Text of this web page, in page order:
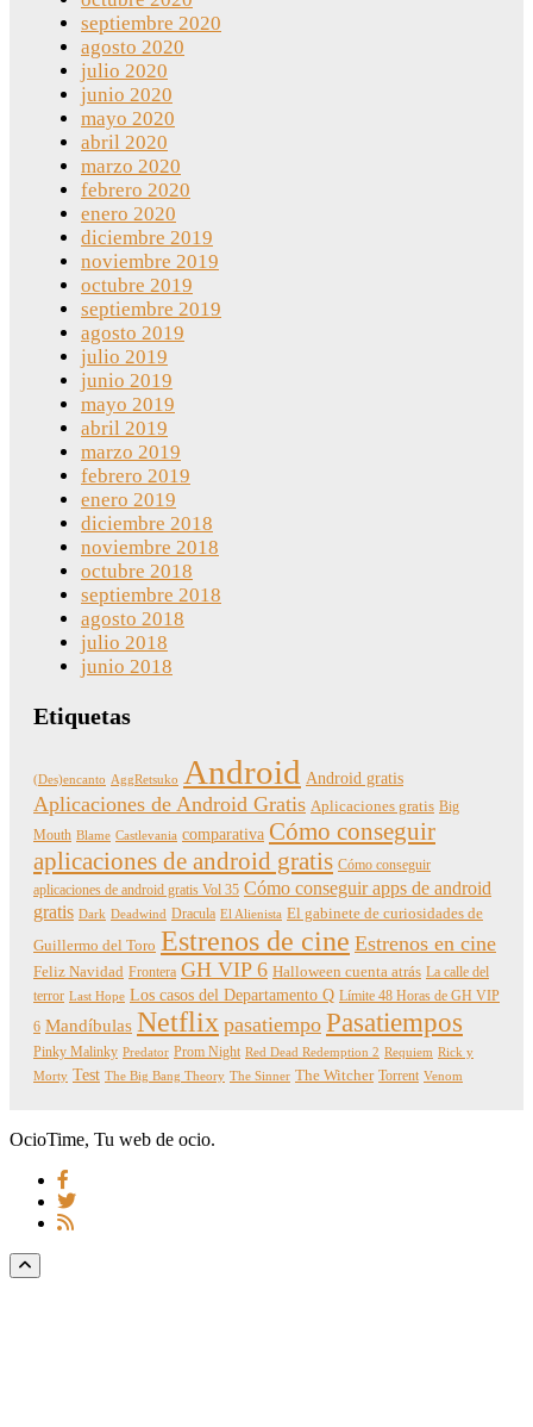
septiembre 2020
agosto 2020
julio 2020
junio 2020
mayo 2020
abril 2020
marzo 2020
febrero 2020
enero 2020
diciembre 2019
noviembre 2019
octubre 2019
septiembre 2019
agosto 2019
julio 2019
junio 2019
mayo 2019
abril 2019
marzo 2019
febrero 2019
enero 2019
diciembre 2018
noviembre 2018
octubre 2018
septiembre 2018
agosto 2018
julio 2018
junio 2018
Etiquetas
(Des)encanto AggRetsuko Android Android gratis
Aplicaciones de Android Gratis Aplicaciones gratis Big
Mouth Blame Castlevania comparativa Cómo conseguir
aplicaciones de android gratis Cómo conseguir
aplicaciones de android gratis Vol 35 Cómo conseguir apps de android
gratis Dark Deadwind Dracula El Alienista El gabinete de curiosidades de
Guillermo del Toro Estrenos de cine Estrenos en cine
Feliz Navidad Frontera GH VIP 6 Halloween cuenta atrás La calle del
terror Last Hope Los casos del Departamento Q Límite 48 Horas de GH VIP
6 Mandíbulas Netflix pasatiempo Pasatiempos
Pinky Malinky Predator Prom Night Red Dead Redemption 2 Requiem Rick y
Morty Test The Big Bang Theory The Sinner The Witcher Torrent Venom
OcioTime, Tu web de ocio.